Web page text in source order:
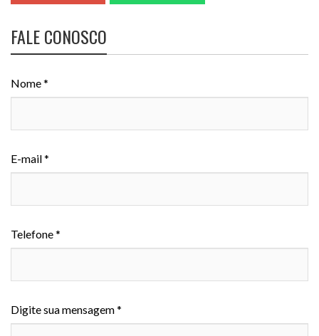
FALE CONOSCO
Nome *
E-mail *
Telefone *
Digite sua mensagem *